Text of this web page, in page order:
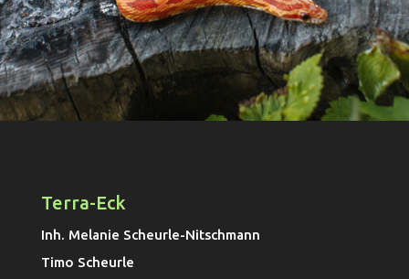
Terra-Eck
Inh. Melanie Scheurle-Nitschmann
Timo Scheurle